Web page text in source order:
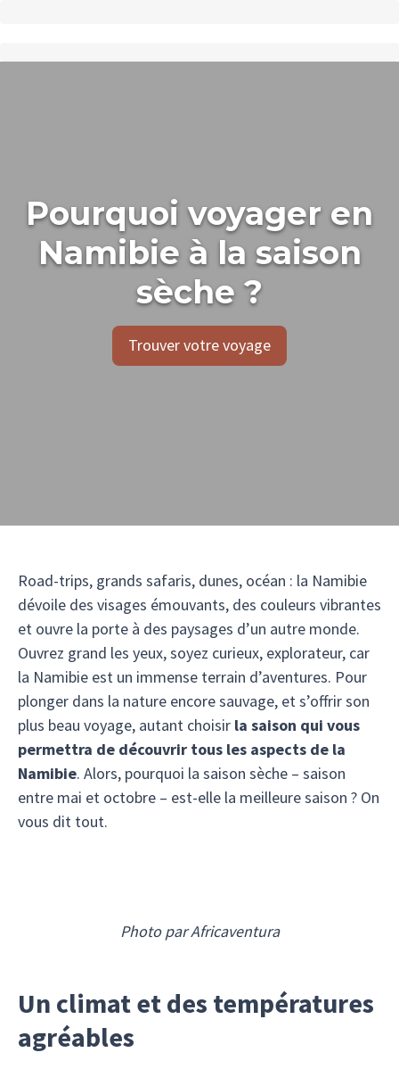
Pourquoi voyager en
Namibie à la saison
sèche ?
Trouver votre voyage
Road-trips, grands safaris, dunes, océan : la Namibie
dévoile des visages émouvants, des couleurs vibrantes
et ouvre la porte à des paysages d’un autre monde.
Ouvrez grand les yeux, soyez curieux, explorateur, car
la Namibie est un immense terrain d’aventures. Pour
plonger dans la nature encore sauvage, et s’offrir son
plus beau voyage, autant choisir la saison qui vous
permettra de découvrir tous les aspects de la
Namibie. Alors, pourquoi la saison sèche – saison
entre mai et octobre – est-elle la meilleure saison ? On
vous dit tout.
Photo par Africaventura
Un climat et des températures
agréables